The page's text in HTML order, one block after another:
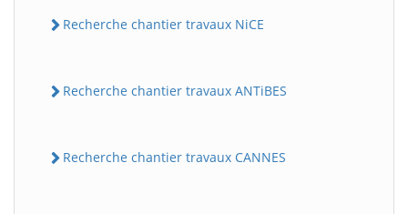
Recherche chantier travaux NiCE
Recherche chantier travaux ANTiBES
Recherche chantier travaux CANNES